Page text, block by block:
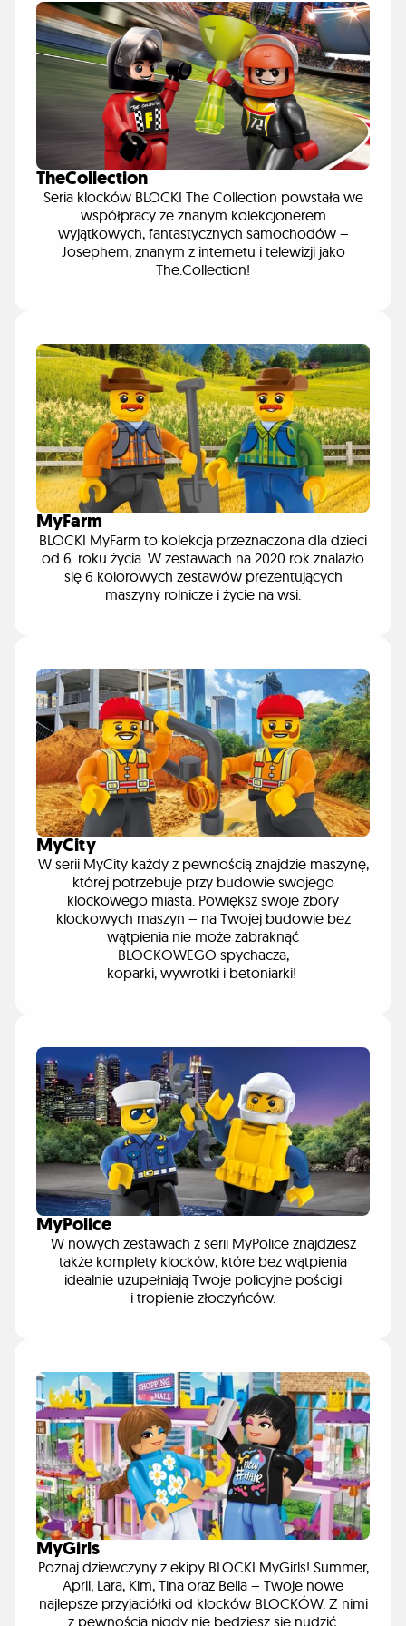
TheCollection
Seria klocków BLOCKI The Collection powstała we
współpracy ze znanym kolekcjonerem
wyjątkowych, fantastycznych samochodów –
Josephem, znanym z internetu i telewizji jako
The.Collection!
MyFarm
BLOCKI MyFarm to kolekcja przeznaczona dla dzieci
od 6. roku życia. W zestawach na 2020 rok znalazło
się 6 kolorowych zestawów prezentujących
maszyny rolnicze i życie na wsi.
MyCity
W serii MyCity każdy z pewnością znajdzie maszynę,
której potrzebuje przy budowie swojego
klockowego miasta. Powiększ swoje zbory
klockowych maszyn – na Twojej budowie bez
wątpienia nie może zabraknąć
BLOCKOWEGO spychacza,
koparki, wywrotki i betoniarki!
MyPolice
W nowych zestawach z serii MyPolice znajdziesz
także komplety klocków, które bez wątpienia
idealnie uzupełniają Twoje policyjne pościgi
i tropienie złoczyńców.
MyGirls
Poznaj dziewczyny z ekipy BLOCKI MyGirls! Summer,
April, Lara, Kim, Tina oraz Bella – Twoje nowe
najlepsze przyjaciółki od klocków BLOCKÓW. Z nimi
z pewnością nigdy nie będziesz się nudzić.